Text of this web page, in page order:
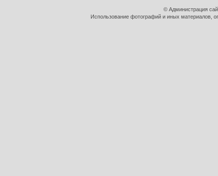
© Администрация
Использование фотографий и иных материалов,